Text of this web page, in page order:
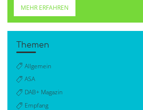
MEHR ERFAHREN
Themen
Allgemein
ASA
DAB+ Magazin
Empfang